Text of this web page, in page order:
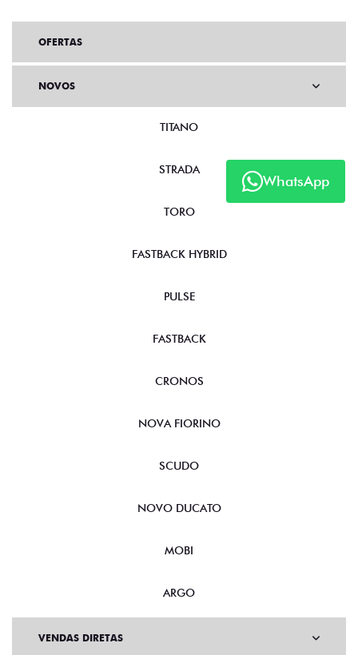
WhatsApp
OFERTAS
NOVOS
TITANO
STRADA
TORO
FASTBACK HYBRID
PULSE
FASTBACK
CRONOS
NOVA FIORINO
SCUDO
NOVO DUCATO
MOBI
ARGO
VENDAS DIRETAS